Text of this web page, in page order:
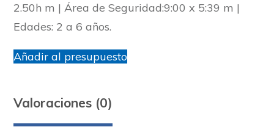
2.50h m | Área de Seguridad:9:00 x 5:39 m |
Edades: 2 a 6 años.
Añadir al presupuesto
Valoraciones (0)